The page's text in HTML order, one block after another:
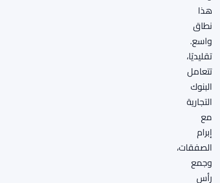
هذا
نطاق
واسع.
تقليديًا،
تتعامل
البنوك
التجارية
مع
إبرام
الصفقات،
وجمع
رأس